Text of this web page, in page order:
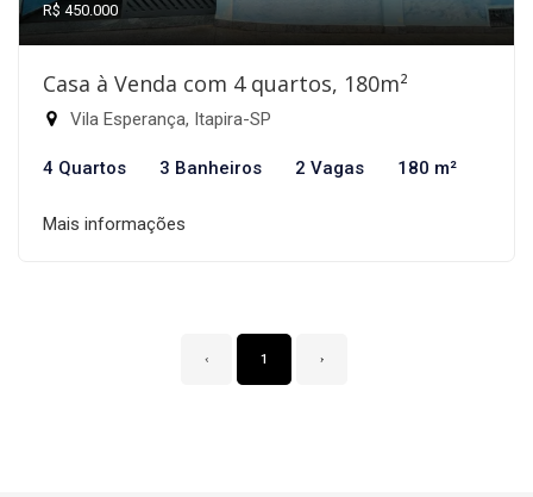
R$ 450.000
Casa à Venda com 4 quartos, 180m²
Vila Esperança, Itapira-SP
4 Quartos 3 Banheiros 2 Vagas 180 m²
Mais informações
‹ 1 ›